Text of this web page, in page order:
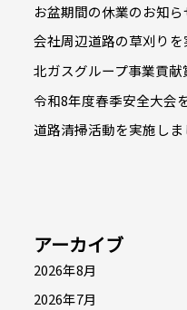
お盆期間の休業のお知ら
会社周辺道路の草刈り
北ガスグループ事業貢
令和8年度春季安全大会
道路清掃活動を実施しま
アーカイブ
2026年8月
2026年7月